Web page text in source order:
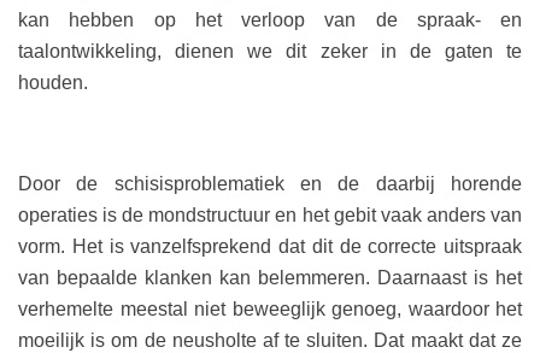
kan hebben op het verloop van de spraak- en
taalontwikkeling, dienen we dit zeker in de gaten te
houden.
Door de schisisproblematiek en de daarbij horende
operaties is de mondstructuur en het gebit vaak anders van
vorm. Het is vanzelfsprekend dat dit de correcte uitspraak
van bepaalde klanken kan belemmeren. Daarnaast is het
verhemelte meestal niet beweeglijk genoeg, waardoor het
moeilijk is om de neusholte af te sluiten. Dat maakt dat ze